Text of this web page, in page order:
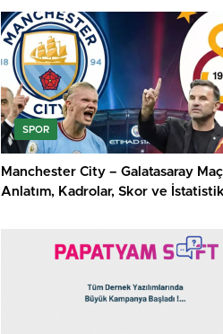
SPOR
Manchester City – Galatasaray
Anlatım, Kadrolar, Skor ve